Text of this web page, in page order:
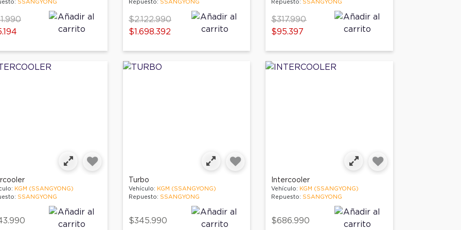
SSANGYONG
reduced from
to
Repuesto: SSANGYONG
Price reduced from
$2.122.990
to
$1.698.392
Repuesto: SSANGYONG
Price reduced from
$317.990to
$95.397
KGM (SSANGYONG)
SSANGYONG
Turbo
Vehículo: KGM (SSANGYONG)
Repuesto: SSANGYONG
$345.990
Intercooler
Vehículo: KGM (SSANGYONG)
Repuesto: SSANGYONG
$686.990